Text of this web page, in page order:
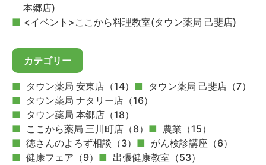
本郷店)
<イベント>ここから料理教室(タウン薬局 己斐店)
カテゴリー
タウン薬局 安東店（14）
タウン薬局 己斐店（7）
タウン薬局 ナタリー店（16）
タウン薬局 本郷店（18）
ここから薬局 三川町店（8）
農業（15）
徳さんのよろず相談（3）
がん検診講座（6）
健康フェア（9）
出張健康教室（53）